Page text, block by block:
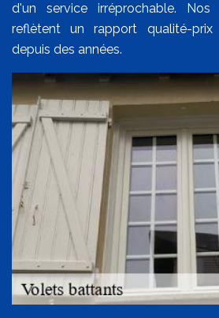
d'un service irréprochable. Nos
reflètent un rapport qualité-
depuis des années.